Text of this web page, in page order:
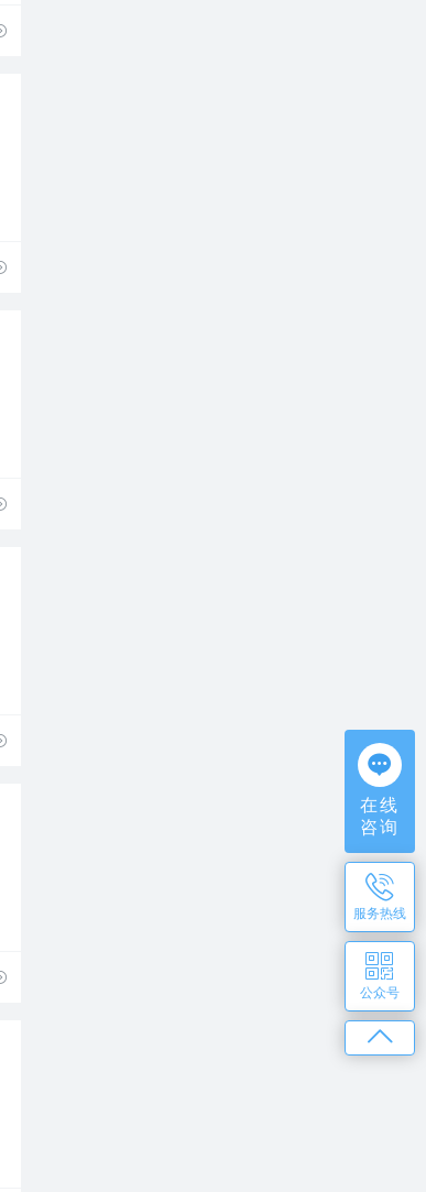
在线
咨询
服务热线
公众号